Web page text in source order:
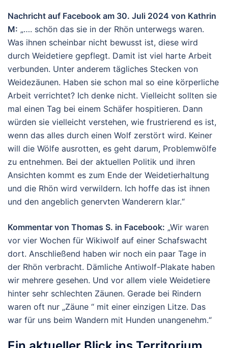
Nachricht auf Facebook am 30. Juli 2024 von Kathrin
M: „…. schön das sie in der Rhön unterwegs waren.
Was ihnen scheinbar nicht bewusst ist, diese wird
durch Weidetiere gepflegt. Damit ist viel harte Arbeit
verbunden. Unter anderem tägliches Stecken von
Weidezäunen. Haben sie schon mal so eine körperliche
Arbeit verrichtet? Ich denke nicht. Vielleicht sollten sie
mal einen Tag bei einem Schäfer hospitieren. Dann
würden sie vielleicht verstehen, wie frustrierend es ist,
wenn das alles durch einen Wolf zerstört wird. Keiner
will die Wölfe ausrotten, es geht darum, Problemwölfe
zu entnehmen. Bei der aktuellen Politik und ihren
Ansichten kommt es zum Ende der Weidetierhaltung
und die Rhön wird verwildern. Ich hoffe das ist ihnen
und den angeblich genervten Wanderern klar.“
Kommentar von Thomas S. in Facebook: „Wir waren
vor vier Wochen für Wikiwolf auf einer Schafswacht
dort. Anschließend haben wir noch ein paar Tage in
der Rhön verbracht. Dämliche Antiwolf-Plakate haben
wir mehrere gesehen. Und vor allem viele Weidetiere
hinter sehr schlechten Zäunen. Gerade bei Rindern
waren oft nur „Zäune “ mit einer einzigen Litze. Das
war für uns beim Wandern mit Hunden unangenehm.“